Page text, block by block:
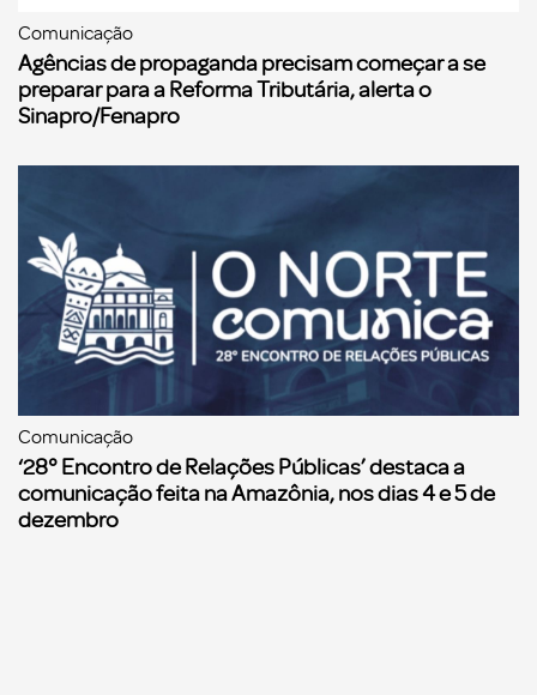
Comunicação
Agências de propaganda precisam começar a se
preparar para a Reforma Tributária, alerta o
Sinapro/Fenapro
Comunicação
‘28° Encontro de Relações Públicas’ destaca a
comunicação feita na Amazônia, nos dias 4 e 5 de
dezembro